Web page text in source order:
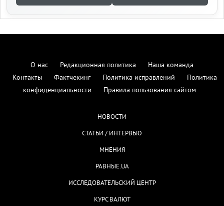
О нас Редакционная политика
Наша команда
Контакты
Фактчекинг Политика исправлений
Политика
конфиденциальности
Правила пользования сайтом
НОВОСТИ
СТАТЬИ / ИНТЕРВЬЮ
МНЕНИЯ
РАВНЫЕ.UA
ИССЛЕДОВАТЕЛЬСКИЙ ЦЕНТР
КУРС ВАЛЮТ